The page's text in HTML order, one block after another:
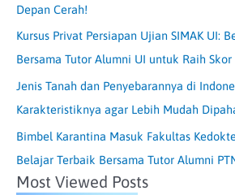
Depan Cerah!
Kursus Privat Persiapan Ujian SIMAK UI:
Bersama Tutor Alumni UI untuk Raih
Jenis Tanah dan Penyebarannya di
Karakteristiknya agar Lebih Mudah
Bimbel Karantina Masuk Fakultas
Belajar Terbaik Bersama Tutor Alumni
Most Viewed Posts